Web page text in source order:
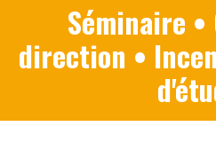
Séminaire
direction •